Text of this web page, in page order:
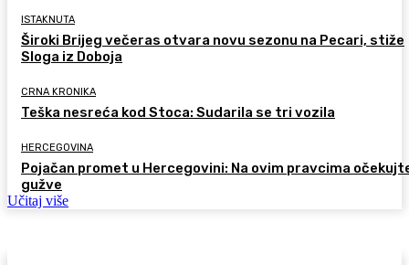
ISTAKNUTA
Široki Brijeg večeras otvara novu sezonu na Pecari, stiže
Sloga iz Doboja
CRNA KRONIKA
Teška nesreća kod Stoca: Sudarila se tri vozila
HERCEGOVINA
Pojačan promet u Hercegovini: Na ovim pravcima
gužve
Učitaj više